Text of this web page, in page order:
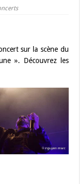
sur la scène du
». Découvrez les